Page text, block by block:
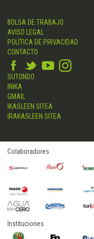
BOLSA DE TRABAJO
AVISO LEGAL
POLÍTICA DE PRIVACIDAD
CONTACTO
SUTONDO
INIKA
GMAIL
IKASLEEN SITEA
IRAKASLEEN SITEA
Colaboradores
Instituciones